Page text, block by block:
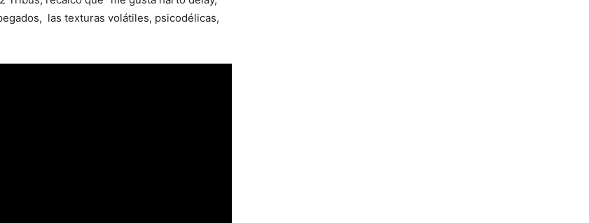
las texturas volátiles, psicodélicas,